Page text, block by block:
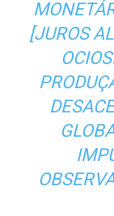
[JUROS